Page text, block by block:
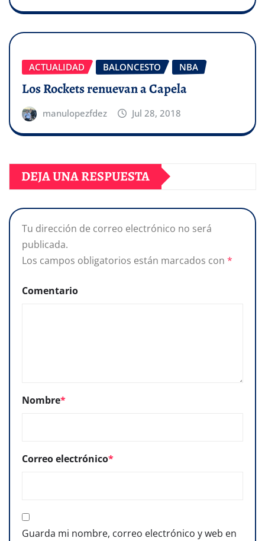
ACTUALIDAD BALONCESTO NBA
Los Rockets renuevan a Capela
manulopezfdez Jul 28, 2018
DEJA UNA RESPUESTA
Tu dirección de correo electrónico no será
publicada.
Los campos obligatorios están marcados con *
Comentario
Nombre*
Correo electrónico*
Guarda mi nombre, correo electrónico y web en